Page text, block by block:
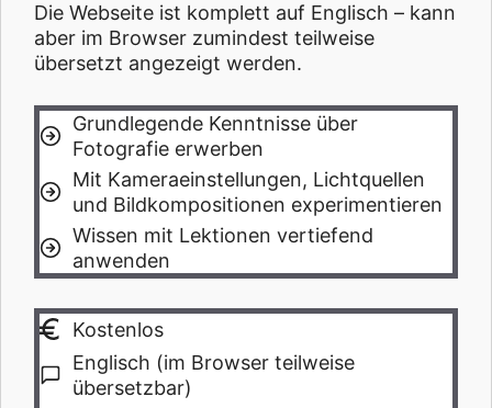
Die Webseite ist komplett auf Englisch – kann
aber im Browser zumindest teilweise
übersetzt angezeigt werden.
Grundlegende Kenntnisse über
Fotografie erwerben
Mit Kameraeinstellungen, Lichtquellen
und Bildkompositionen experimentieren
Wissen mit Lektionen vertiefend
anwenden
Kostenlos
Englisch (im Browser teilweise
übersetzbar)